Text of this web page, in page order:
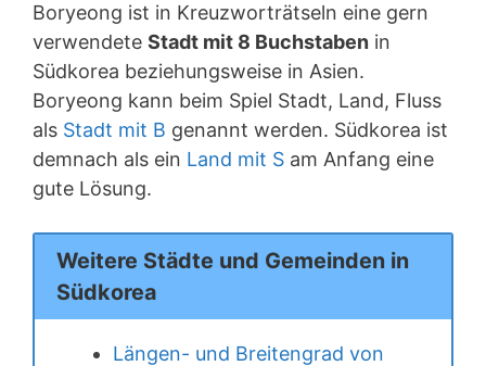
Boryeong ist in Kreuzworträtseln eine gern
verwendete Stadt mit 8 Buchstaben in
Südkorea beziehungsweise in Asien.
Boryeong kann beim Spiel Stadt, Land, Fluss
als Stadt mit B genannt werden. Südkorea ist
demnach als ein Land mit S am Anfang eine
gute Lösung.
Weitere Städte und Gemeinden in
Südkorea
Längen- und Breitengrad von